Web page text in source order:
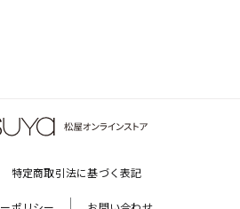
特定商取引法に基づく表記